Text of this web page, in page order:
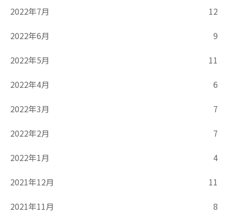
2022年7月
12
2022年6月
9
2022年5月
11
2022年4月
6
2022年3月
7
2022年2月
7
2022年1月
4
2021年12月
11
2021年11月
8